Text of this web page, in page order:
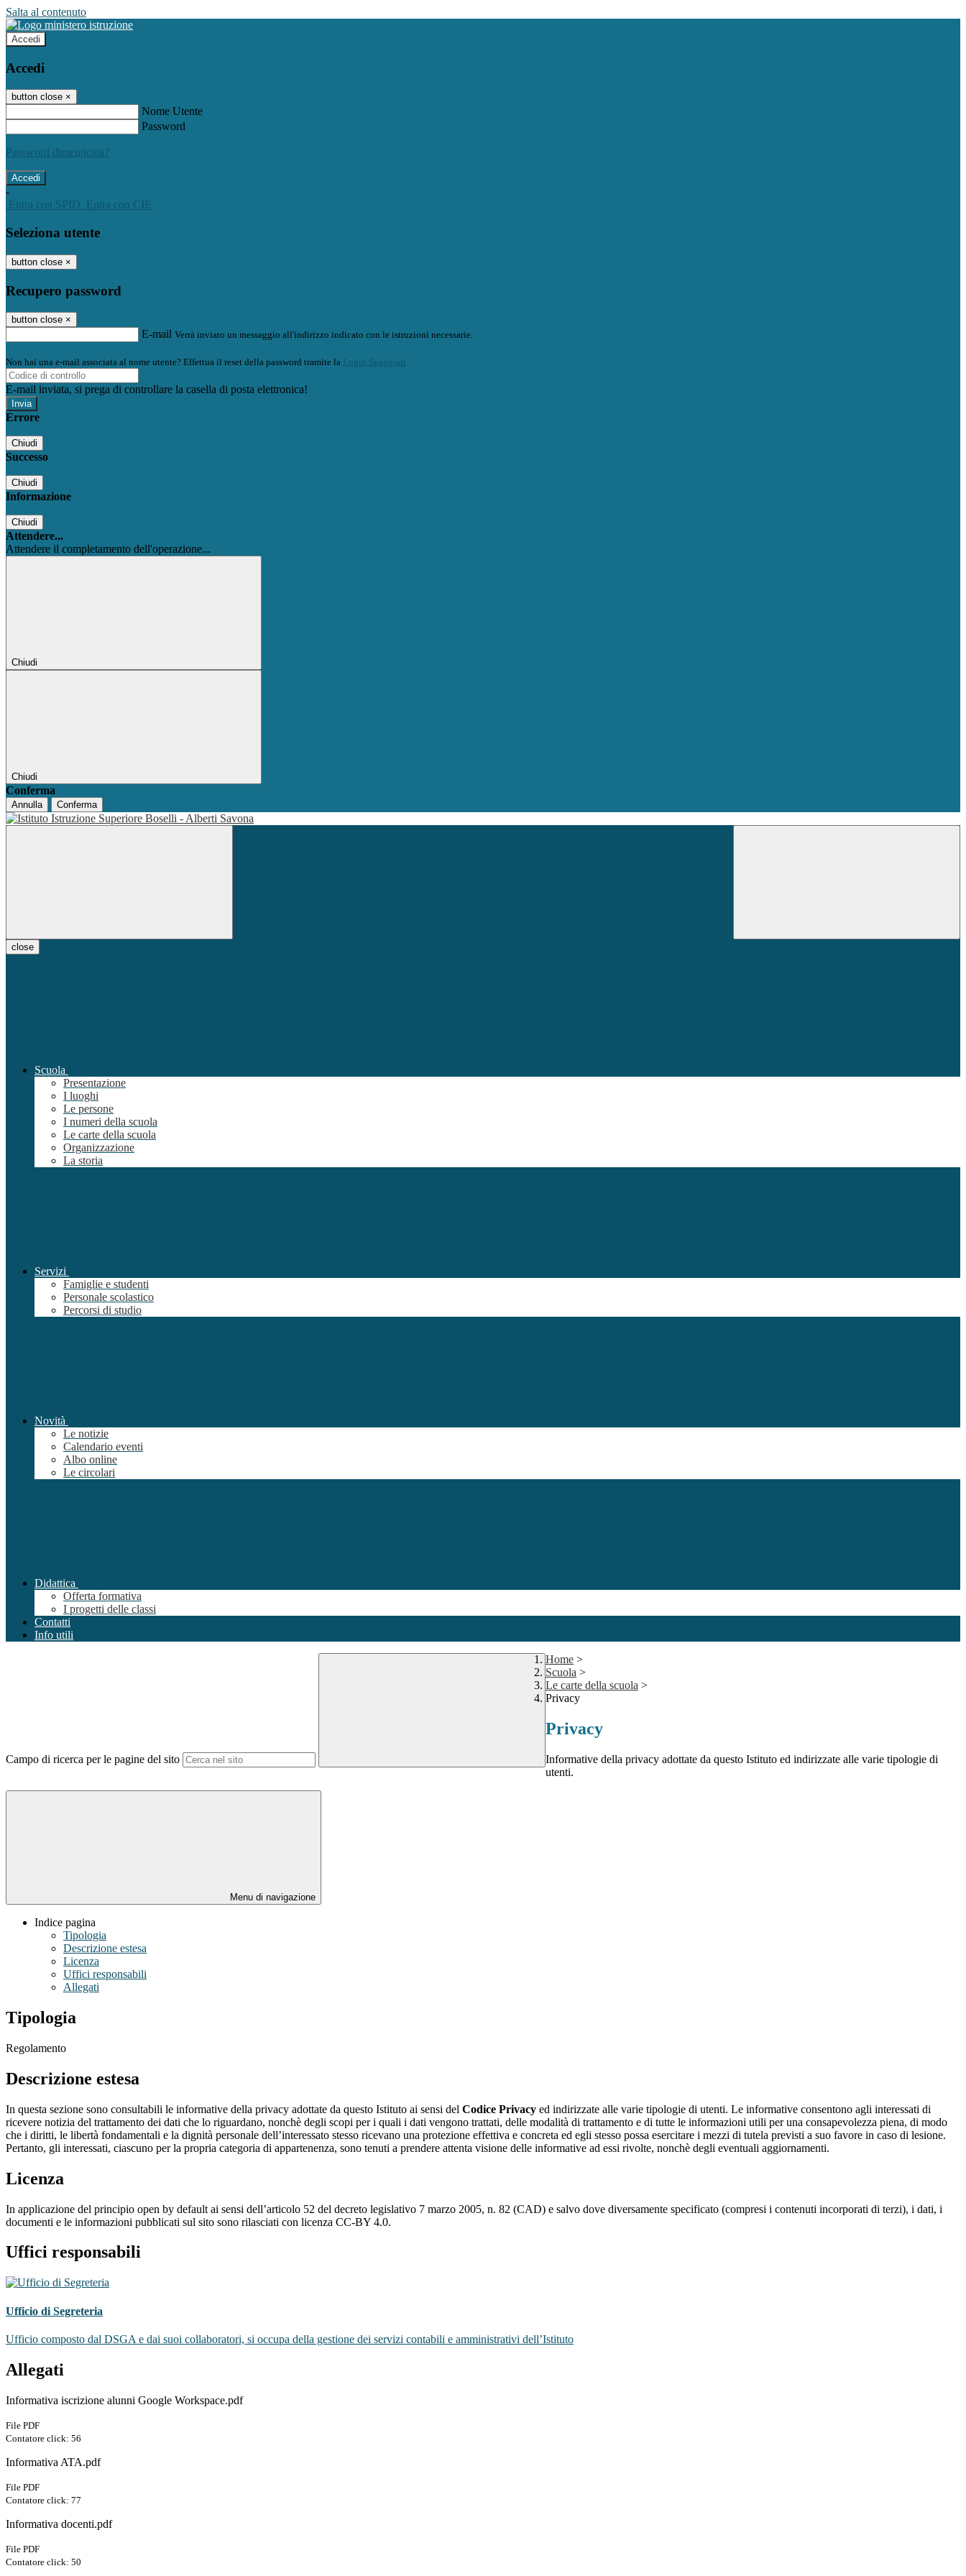
Salta al contenuto
Accedi
Accedi
button close ×
Nome Utente
Password
Password dimenticata?
-
Entra con SPID
Entra con CIE
Seleziona utente
button close ×
Recupero password
button close ×
E-mail Verrà inviato un messaggio all'indirizzo indicato con le istruzioni necessarie.
Non hai una e-mail associata al nome utente? Effettua il reset della password tramite la Login Spaggiari
E-mail inviata, si prega di controllare la casella di posta elettronica!
Errore
Chiudi
Successo
Chiudi
Informazione
Chiudi
Attendere...
Attendere il completamento dell'operazione...
Chiudi
Chiudi
Conferma
Annulla Conferma
close
Scuola
Presentazione
I luoghi
Le persone
I numeri della scuola
Le carte della scuola
Organizzazione
La storia
Servizi
Famiglie e studenti
Personale scolastico
Percorsi di studio
Novità
Le notizie
Calendario eventi
Albo online
Le circolari
Didattica
Offerta formativa
I progetti delle classi
Contatti
Info utili
Campo di ricerca per le pagine del sito
Home >
Scuola >
Le carte della scuola >
Privacy
Privacy
Informative della privacy adottate da questo Istituto ed indirizzate alle varie tipologie di
utenti.
Menu di navigazione
Indice pagina
Tipologia
Descrizione estesa
Licenza
Uffici responsabili
Allegati
Tipologia
Regolamento
Descrizione estesa
In questa sezione sono consultabili le informative della privacy adottate da questo Istituto ai sensi del Codice Privacy ed indirizzate alle varie tipologie di utenti. Le informative consentono agli interessati di
ricevere notizia del trattamento dei dati che lo riguardano, nonchè degli scopi per i quali i dati vengono trattati, delle modalità di trattamento e di tutte le informazioni utili per una consapevolezza piena, di modo
che i diritti, le libertà fondamentali e la dignità personale dell’interessato stesso ricevano una protezione effettiva e concreta ed egli stesso possa esercitare i mezzi di tutela previsti a suo favore in caso di lesione.
Pertanto, gli interessati, ciascuno per la propria categoria di appartenenza, sono tenuti a prendere attenta visione delle informative ad essi rivolte, nonchè degli eventuali aggiornamenti.
Licenza
In applicazione del principio open by default ai sensi dell’articolo 52 del decreto legislativo 7 marzo 2005, n. 82 (CAD) e salvo dove diversamente specificato (compresi i contenuti incorporati di terzi), i dati, i
documenti e le informazioni pubblicati sul sito sono rilasciati con licenza CC-BY 4.0.
Uffici responsabili
Ufficio di Segreteria
Ufficio composto dal DSGA e dai suoi collaboratori, si occupa della gestione dei servizi contabili e amministrativi dell’Istituto
Allegati
Informativa iscrizione alunni Google Workspace.pdf
File PDF
Contatore click: 56
Informativa ATA.pdf
File PDF
Contatore click: 77
Informativa docenti.pdf
File PDF
Contatore click: 50